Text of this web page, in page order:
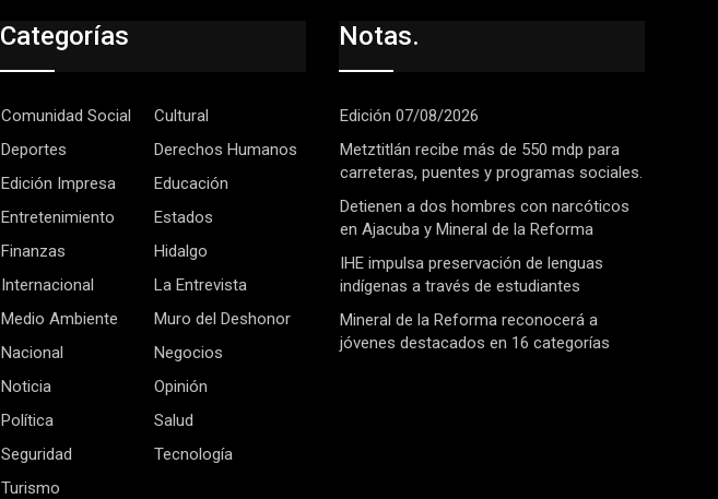
Categorías
Comunidad Social
Cultural
Deportes
Derechos Humanos
Edición Impresa
Educación
Entretenimiento
Estados
Finanzas
Hidalgo
Internacional
La Entrevista
Medio Ambiente
Muro del Deshonor
Nacional
Negocios
Noticia
Opinión
Política
Salud
Seguridad
Tecnología
Turismo
Notas.
Edición 07/08/2026
Metztitlán recibe más de 550 mdp para
carreteras, puentes y programas sociales.
Detienen a dos hombres con narcóticos
en Ajacuba y Mineral de la Reforma
IHE impulsa preservación de lenguas
indígenas a través de estudiantes
Mineral de la Reforma reconocerá a
jóvenes destacados en 16 categorías